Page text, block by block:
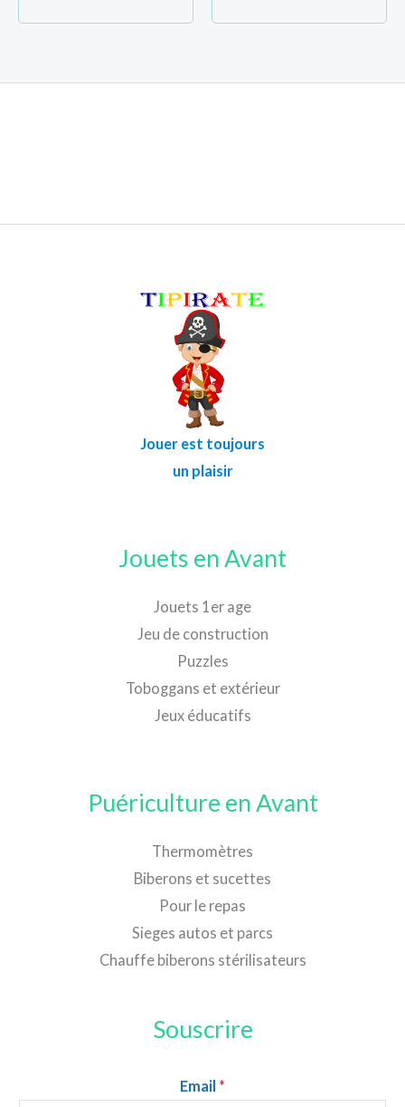
Jouer est toujours
un plaisir
Jouets en Avant
Jouets 1er age
Jeu de construction
Puzzles
Toboggans et extérieur
Jeux éducatifs
Puériculture en Avant
Thermomètres
Biberons et sucettes
Pour le repas
Sieges autos et parcs
Chauffe biberons stérilisateurs
Souscrire
Email *